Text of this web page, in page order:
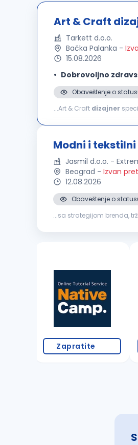
Art & Craft
Tarkett d.o.o.
Bačka Palanka -
15.08.2026
Dobrovoljno
Obaveštenje o
...Art & Craft dizajner
Modni i
Jasmil d.o.o. -
Beograd - Izvan
12.08.2026
Obaveštenje o
...sa strategijom brenda,
Zapratite